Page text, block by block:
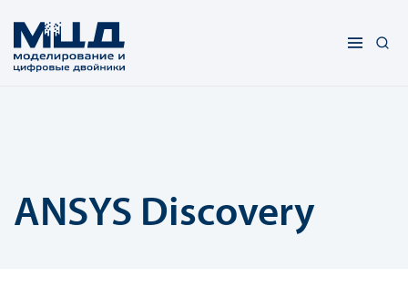
ANSYS Discovery